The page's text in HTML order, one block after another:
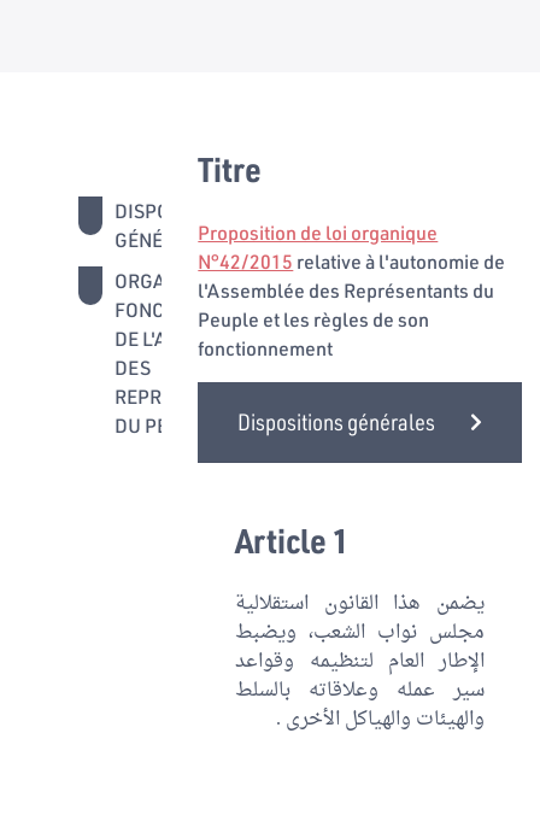
DISPOSITIONS
GÉNÉRALES
ORGANISATION ET
FONCTIONNEMENT
DE L'ASSEMBLÉE
DES
REPRÉSENTANTS
DU PEUPLE
3 - 30
Organes De
Fonctions
Obligations
Du Député
L'administration
Parlementaire
Titre
Proposition de loi organique
N°42/2015 relative à l'autonomie de
l'Assemblée des Représentants du
Peuple et les règles de son
fonctionnement
Dispositions générales
Article 1
يضمن هذا القانون استقلالية
مجلس نواب الشعب، ويضبط
الإطار العام لتنظيمه وقواعد
سير عمله وعلاقاته بالسلط
والهيئات والهياكل الأخرى .